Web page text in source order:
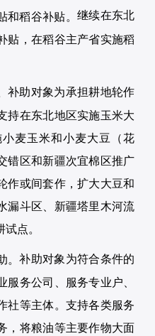
和稻谷补贴。继续在东北
贴，在稻谷主产省实施稻
补助对象为承担耕地轮作
持在东北地区实施玉米大
麦玉米和小麦大豆（花
错区和新疆次宜棉区推广
作或间套作，扩大大豆和
漏斗区、新疆塔里木河流
点。
。补助对象为符合条件的
服务公司、服务专业户、
社等主体。支持各类服务
，将粮油等主要作物大面